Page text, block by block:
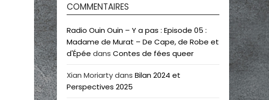
COMMENTAIRES
Radio Ouin Ouin – Y a pas : Episode 05 :
Madame de Murat – De Cape, de Robe et
d'Épée dans Contes de fées queer
Xian Moriartydans Bilan 2024 et
Perspectives 2025